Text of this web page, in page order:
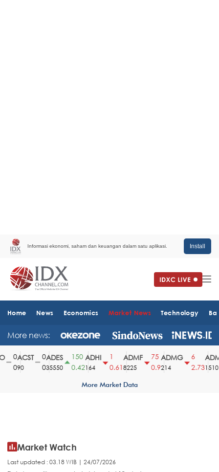
Informasi ekonomi, saham dan keuangan dalam satu aplikasi. Install
Home News Economics Market News Technology
More news:
ACST
90
ADES
35550
150
0.42
ADHI
164
0.61
ADMF
8225
75
0.9
ADMG
214
2.73
ADMR
1510
More Market Data
Market Watch
Last updated : 03.18 WIB | 24/07/2026